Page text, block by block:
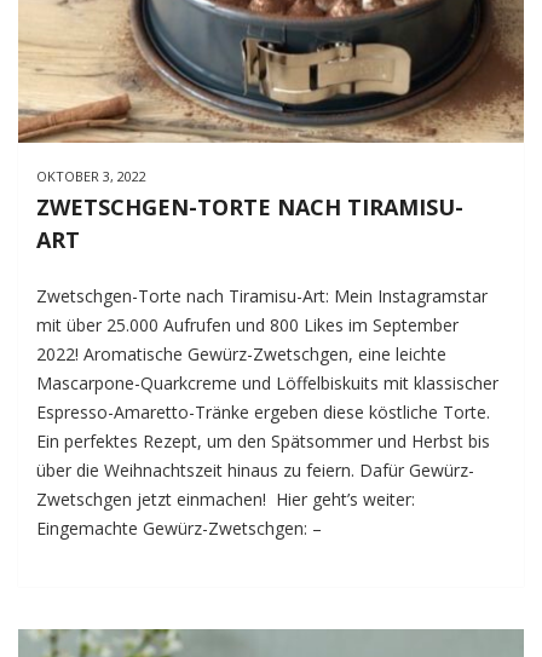
OKTOBER 3, 2022
ZWETSCHGEN-TORTE NACH TIRAMISU-
ART
Zwetschgen-Torte nach Tiramisu-Art: Mein Instagramstar
mit über 25.000 Aufrufen und 800 Likes im September
2022! Aromatische Gewürz-Zwetschgen, eine leichte
Mascarpone-Quarkcreme und Löffelbiskuits mit klassischer
Espresso-Amaretto-Tränke ergeben diese köstliche Torte.
Ein perfektes Rezept, um den Spätsommer und Herbst bis
über die Weihnachtszeit hinaus zu feiern. Dafür Gewürz-
Zwetschgen jetzt einmachen! Hier geht’s weiter:
Eingemachte Gewürz-Zwetschgen: –